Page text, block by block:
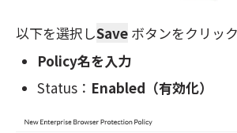
以下を選択しSave ボタンをクリック
Policy名を入力
Status： Enabled（有効化）